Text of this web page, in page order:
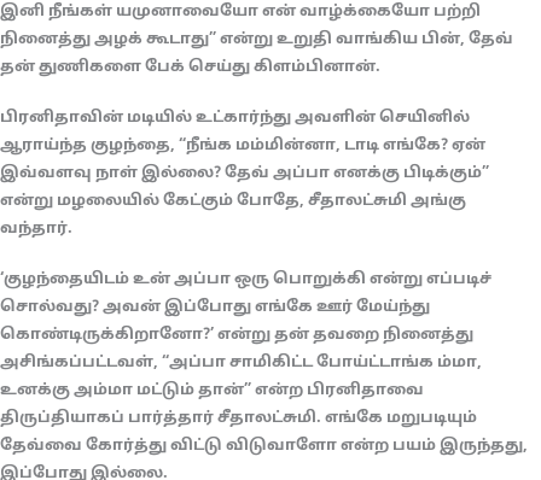
இனி நீங்கள் யமுனாவையோ என் வாழ்க்கையோ பற்றி
நினைத்து அழக் கூடாது” என்று உறுதி வாங்கிய பின், தேவ்
தன் துணிகளை பேக் செய்து கிளம்பினான்.
பிரனிதாவின் மடியில் உட்கார்ந்து அவளின் செயினில்
ஆராய்ந்த குழந்தை, “நீங்க மம்மின்னா, டாடி எங்கே? ஏன்
இவ்வளவு நாள் இல்லை? தேவ் அப்பா எனக்கு பிடிக்கும்”
என்று மழலையில் கேட்கும் போதே, சீதாலட்சுமி அங்கு
வந்தார்.
‘குழந்தையிடம் உன் அப்பா ஒரு பொறுக்கி என்று எப்படிச்
சொல்வது? அவன் இப்போது எங்கே ஊர் மேய்ந்து
கொண்டிருக்கிறானோ?’ என்று தன் தவறை நினைத்து
அசிங்கப்பட்டவள், “அப்பா சாமிகிட்ட போய்ட்டாங்க ம்மா,
உனக்கு அம்மா மட்டும் தான்” என்ற பிரனிதாவை
திருப்தியாகப் பார்த்தார் சீதாலட்சுமி. எங்கே மறுபடியும்
தேவ்வை கோர்த்து விட்டு விடுவாளோ என்ற பயம் இருந்தது,
இப்போது இல்லை.